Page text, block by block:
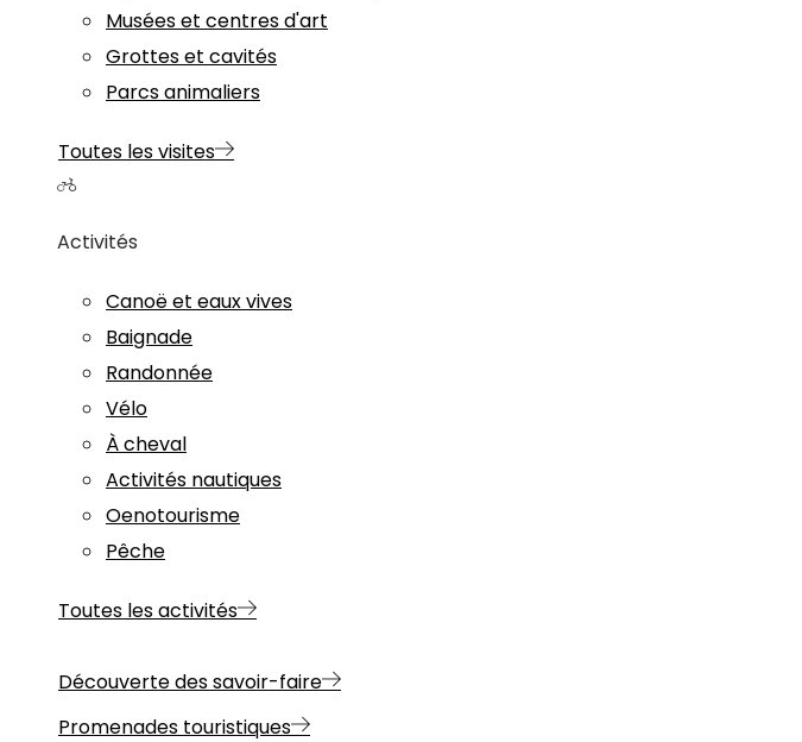
Musées et centres d'art
Grottes et cavités
Parcs animaliers
Toutes les visites
Activités
Canoë et eaux vives
Baignade
Randonnée
Vélo
À cheval
Activités nautiques
Oenotourisme
Pêche
Toutes les activités
Découverte des savoir-faire
Promenades touristiques